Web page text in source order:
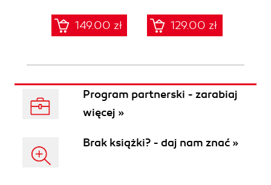
149.00 zł 129.00 zł
Program partnerski - zarabiaj
więcej »
Brak książki? - daj nam znać »